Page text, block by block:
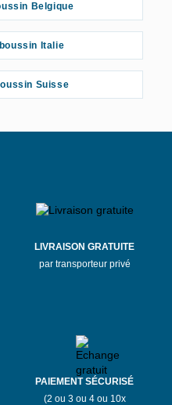
Belgique
Italie
Suisse
LIVRAISON GRATUITE
par transporteur privé
PAIEMENT SÉCURISÉ
(2 ou 3 ou 4 ou 10x